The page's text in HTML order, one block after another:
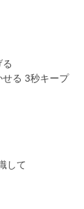
せる 3秒キープ
して